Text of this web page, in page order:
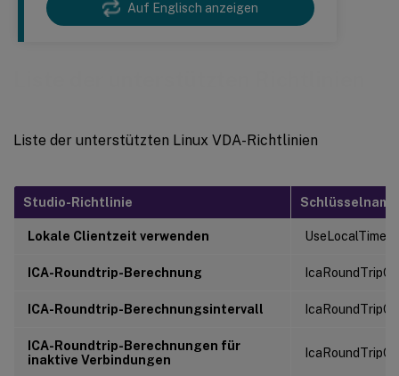
Auf Englisch anzeigen
Liste der unterstützten Linux VDA-Richtlinien
Studio-Richtlinie Schlüsselname
Lokale Clientzeit verwenden
ICA-Roundtrip-Berechnung
ICA-Roundtrip-Berechnungsintervall
ICA-Roundtrip-Berechnungen für
inaktive Verbindungen